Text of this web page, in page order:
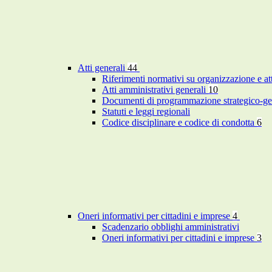
Atti generali 44
Riferimenti normativi su organizzazione e
Atti amministrativi generali 10
Documenti di programmazione strategico-
Statuti e leggi regionali
Codice disciplinare e codice di condotta 6
Oneri informativi per cittadini e imprese 4
Scadenzario obblighi amministrativi
Oneri informativi per cittadini e imprese 3